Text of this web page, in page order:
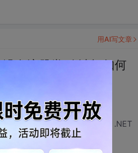
有注册类别”请问如何
11安装后无法在Visual Studio .NET
何解决。谢谢。
用AI写文章